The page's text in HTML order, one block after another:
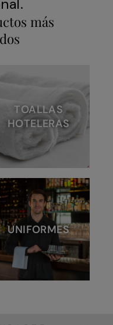
más
TOALLAS
HOTELERAS
UNIFORMES